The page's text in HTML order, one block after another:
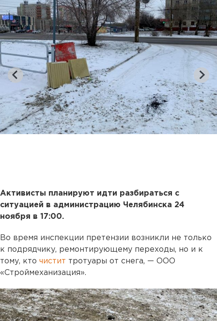
Активисты планируют идти разбираться с
ситуацией в администрацию Челябинска 24
ноября в 17:00.
Во время инспекции претензии возникли не только
к подрядчику, ремонтирующему переходы, но и к
тому, кто чистит тротуары от снега, — ООО
«Строймеханизация».